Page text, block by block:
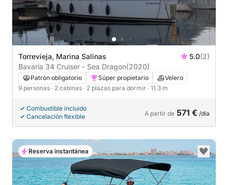
Torrevieja, Marina Salinas 5.0(2)
Bavaria 34 Cruiser - Sea Dragon(2020)
Patrón obligatorio Súper propietario
Velero
9 personas · 2 cabinas · 2 plazas para dormir · 11.3 m
Combustible incluido
Cancelación flexible
A partir de 571 € /día
Reserva instantánea